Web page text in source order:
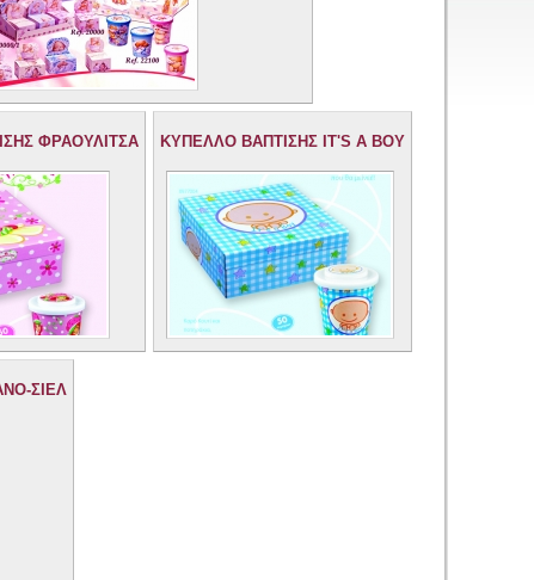
ΦΡΑΟΥΛΙΤΣΑ ΚΥΠΕΛΛΟ ΒΑΠΤΙΣΗΣ IT'S A BOY
ΣΙΕΛ